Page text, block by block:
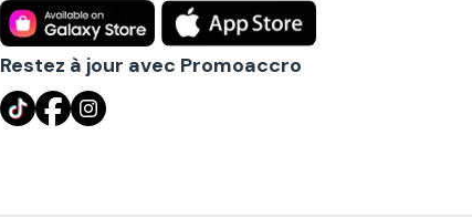
Restez à jour avec Promoaccro